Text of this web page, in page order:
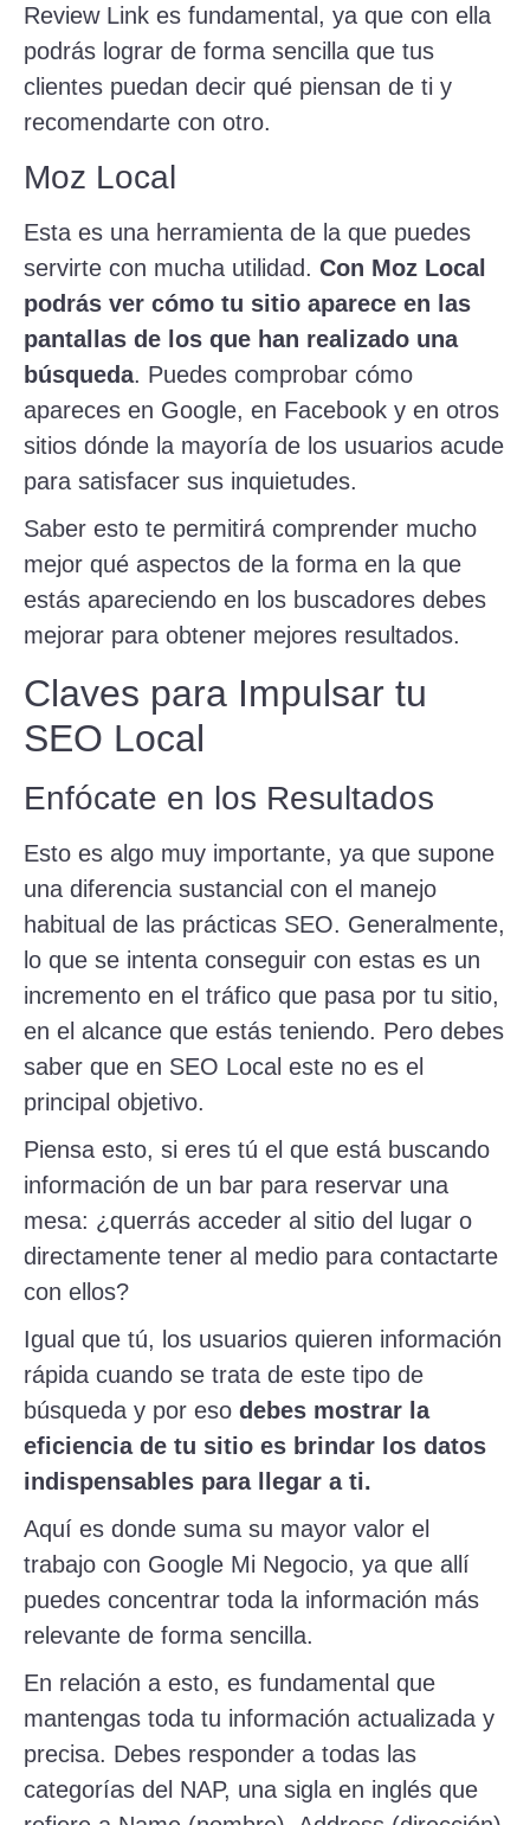
Review Link es fundamental, ya que con ella
podrás lograr de forma sencilla que tus
clientes puedan decir qué piensan de ti y
recomendarte con otro.
Moz Local
Esta es una herramienta de la que puedes
servirte con mucha utilidad. Con Moz Local
podrás ver cómo tu sitio aparece en las
pantallas de los que han realizado una
búsqueda. Puedes comprobar cómo
apareces en Google, en Facebook y en otros
sitios dónde la mayoría de los usuarios acude
para satisfacer sus inquietudes.
Saber esto te permitirá comprender mucho
mejor qué aspectos de la forma en la que
estás apareciendo en los buscadores debes
mejorar para obtener mejores resultados.
Claves para Impulsar tu
SEO Local
Enfócate en los Resultados
Esto es algo muy importante, ya que supone
una diferencia sustancial con el manejo
habitual de las prácticas SEO. Generalmente,
lo que se intenta conseguir con estas es un
incremento en el tráfico que pasa por tu sitio,
en el alcance que estás teniendo. Pero debes
saber que en SEO Local este no es el
principal objetivo.
Piensa esto, si eres tú el que está buscando
información de un bar para reservar una
mesa: ¿querrás acceder al sitio del lugar o
directamente tener al medio para contactarte
con ellos?
Igual que tú, los usuarios quieren información
rápida cuando se trata de este tipo de
búsqueda y por eso debes mostrar la
eficiencia de tu sitio es brindar los datos
indispensables para llegar a ti.
Aquí es donde suma su mayor valor el
trabajo con Google Mi Negocio, ya que allí
puedes concentrar toda la información más
relevante de forma sencilla.
En relación a esto, es fundamental que
mantengas toda tu información actualizada y
precisa. Debes responder a todas las
categorías del NAP, una sigla en inglés que